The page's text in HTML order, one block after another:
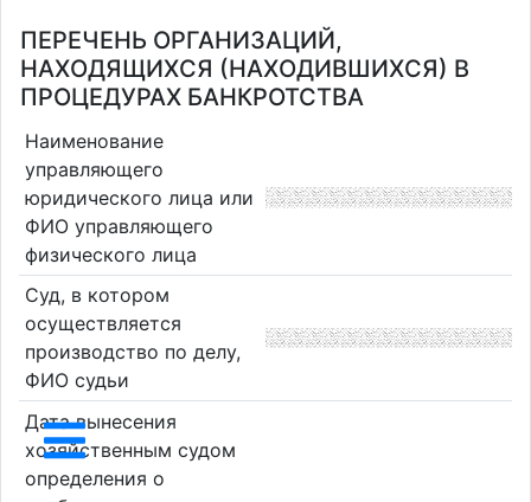
ПЕРЕЧЕНЬ ОРГАНИЗАЦИЙ,
НАХОДЯЩИХСЯ (НАХОДИВШИХСЯ) В
ПРОЦЕДУРАХ БАНКРОТСТВА
Наименование
управляющего
юридического лица или
ФИО управляющего
физического лица
Суд, в котором
осуществляется
производство по делу,
ФИО судьи
Дата вынесения
хозяйственным судом
определения о